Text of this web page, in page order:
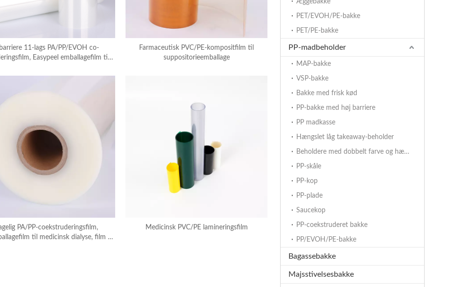
11-lags PA/PP/EVOH co-
Easypeel emballagefilm til
Farmaceutisk PVC/PE-kompositfilm til
suppositorieemballage
PA/PP-coekstruderingsfilm,
til medicinsk dialyse, film til
Medicinsk PVC/PE lamineringsfilm
Æggebakke
PET/EVOH/PE-bakke
PET/PE-bakke
PP-madbeholder
MAP-bakke
VSP-bakke
Bakke med frisk kød
PP-bakke med høj barriere
PP madkasse
Hængslet låg takeaway-beholder
Beholdere med dobbelt farve og hængslet låg
PP-skåle
PP-kop
PP-plade
Saucekop
PP-coekstruderet bakke
PP/EVOH/PE-bakke
Bagassebakke
Majsstivelsesbakke